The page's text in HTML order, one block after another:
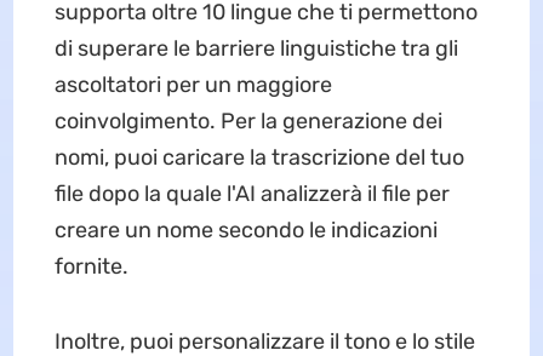
supporta oltre 10 lingue che ti permettono
di superare le barriere linguistiche tra gli
ascoltatori per un maggiore
coinvolgimento. Per la generazione dei
nomi, puoi caricare la trascrizione del tuo
file dopo la quale l'AI analizzerà il file per
creare un nome secondo le indicazioni
fornite.
Inoltre, puoi personalizzare il tono e lo stile